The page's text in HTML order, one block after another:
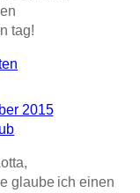
tag!
2015
glaube ich einen